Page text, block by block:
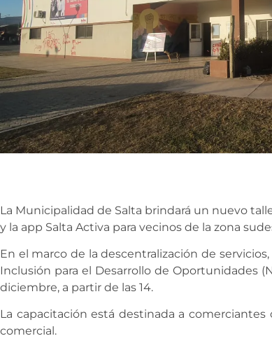
La Municipalidad de Salta brindará un nuevo
y la app Salta Activa para vecinos de la zona
En el marco de la descentralización de
Inclusión para el Desarrollo de Oportunidades
diciembre, a partir de las 14.
La capacitación está destinada a
comercial.